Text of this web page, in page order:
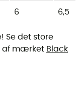
6 6,5
Se det store
af mærket Black